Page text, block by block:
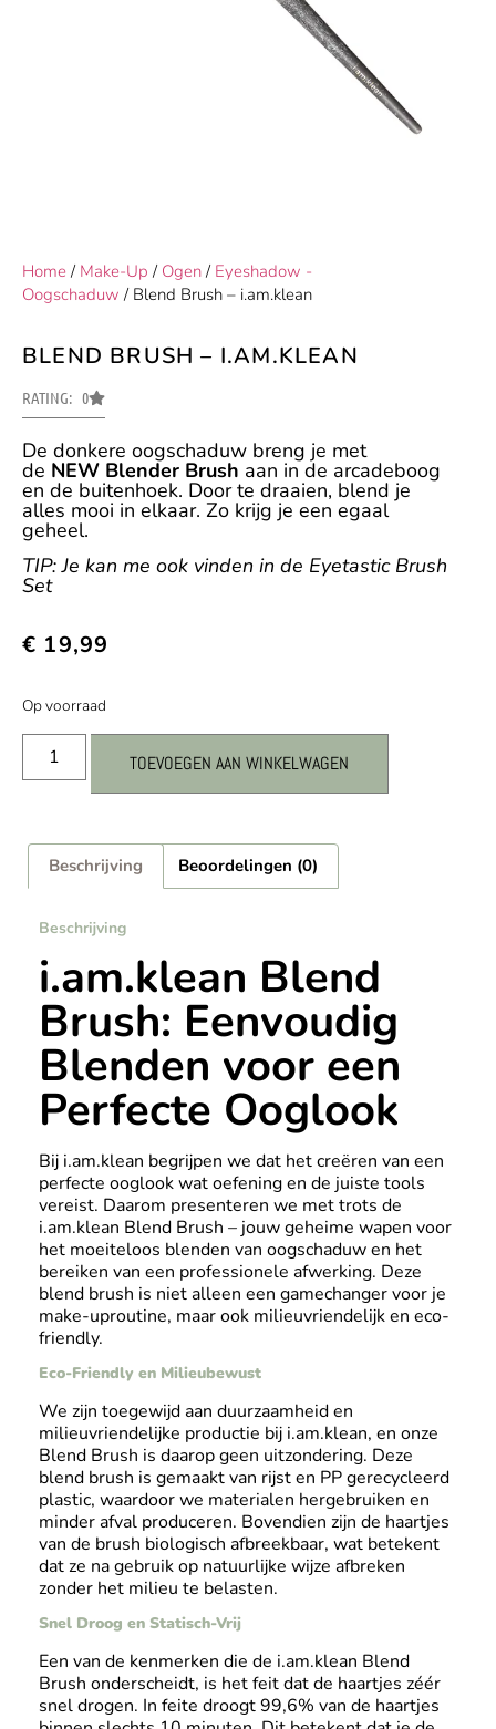
Home/ Make-Up / Ogen/ Eyeshadow -
Oogschaduw / Blend Brush – i.am.klean
BLEND BRUSH – I.AM.KLEAN
RATING: 0
De donkere oogschaduw breng je met
de NEW Blender Brush aan in de arcadeboog
en de buitenhoek. Door te draaien, blend je
alles mooi in elkaar. Zo krijg je een egaal
geheel.
TIP: Je kan me ook vinden in de Eyetastic Brush
Set
€ 19,99
Op voorraad
TOEVOEGEN AAN WINKELWAGEN
Beschrijving Beoordelingen (0)
Beschrijving
i.am.klean Blend
Brush: Eenvoudig
Blenden voor een
Perfecte Ooglook
Bij i.am.klean begrijpen we dat het creëren van een
perfecte ooglook wat oefening en de juiste tools
vereist. Daarom presenteren we met trots de
i.am.klean Blend Brush – jouw geheime wapen voor
het moeiteloos blenden van oogschaduw en het
bereiken van een professionele afwerking. Deze
blend brush is niet alleen een gamechanger voor je
make-uproutine, maar ook milieuvriendelijk en eco-
friendly.
Eco-Friendly en Milieubewust
We zijn toegewijd aan duurzaamheid en
milieuvriendelijke productie bij i.am.klean, en onze
Blend Brush is daarop geen uitzondering. Deze
blend brush is gemaakt van rijst en PP gerecycleerd
plastic, waardoor we materialen hergebruiken en
minder afval produceren. Bovendien zijn de haartjes
van de brush biologisch afbreekbaar, wat betekent
dat ze na gebruik op natuurlijke wijze afbreken
zonder het milieu te belasten.
Snel Droog en Statisch-Vrij
Een van de kenmerken die de i.am.klean Blend
Brush onderscheidt, is het feit dat de haartjes zéér
snel drogen. In feite droogt 99,6% van de haartjes